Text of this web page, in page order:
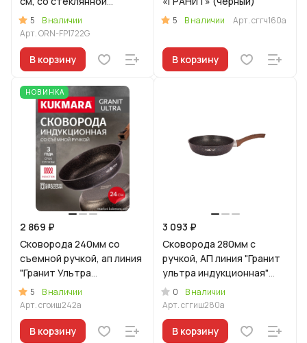
крышкой
5
В наличии
Арт.ORN-FP1722G
В корзину
5 В наличии Арт.сггч160а
В корзину
НОВИНКА
2 869 ₽
Сковорода 240мм со
съемной ручкой, ап линия
"Гранит Ультра
Индукционная"
(оригинальный)
5
В наличии
Арт.сгоиш242а
В корзину
3 093 ₽
Сковорода 280мм с
ручкой, АП линия "Гранит
ультра индукционная"
(Синий)
0
В наличии
Арт.сггиш280а
В корзину